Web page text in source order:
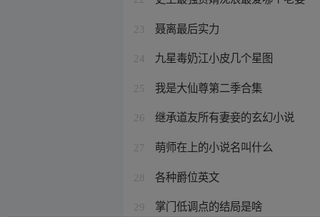
23 聂离最后实力
24 九星毒奶江小皮几个星图
25 我是大仙尊第二季合集
26 继承道友所有妻妾的玄幻小说
27 萌师在上的小说名叫什么
28 各种爵位英文
29 掌门低调点的结局是啥